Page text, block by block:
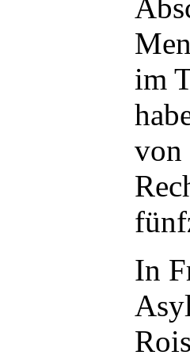
im
von
In